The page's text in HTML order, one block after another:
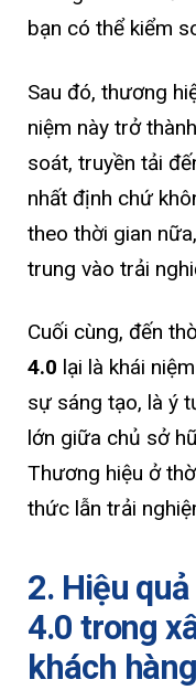
bạn có thể kiểm
Sau đó, thương
niệm này trở
soát, truyền tải
nhất định chứ
theo thời gian
trung vào trải
Cuối cùng, đến
4.0 lại là khái
sự sáng tạo, là ý
lớn giữa chủ sở
Thương hiệu ở
thức lẫn trải
2. Hiệu
4.0 trong
khách hàng